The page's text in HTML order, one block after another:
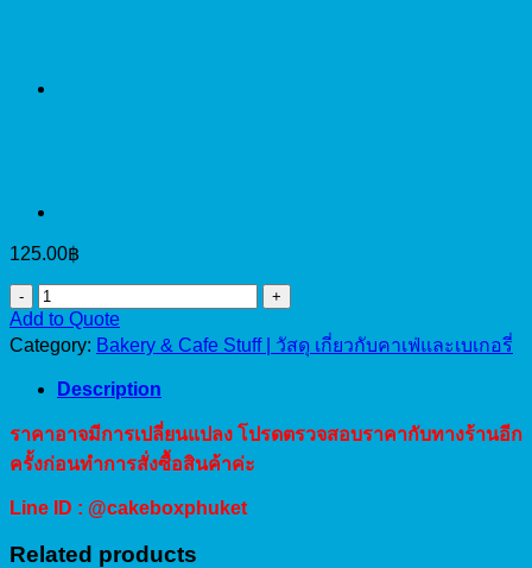
125.00฿
กระ
ชอน
ส
แตน
16cm.
quantity
Add to Quote
Category: Bakery & Cafe Stuff | วัสดุ เกี่ยวกับคาเฟ่และเบเกอรี่
Description
ราคาอาจมีการเปลี่ยนแปลง โปรดตรวจสอบราคากับทางร้านอีก
ครั้งก่อนทำการสั่งซื้อสินค้าค่ะ
Line ID : @cakeboxphuket
Related products